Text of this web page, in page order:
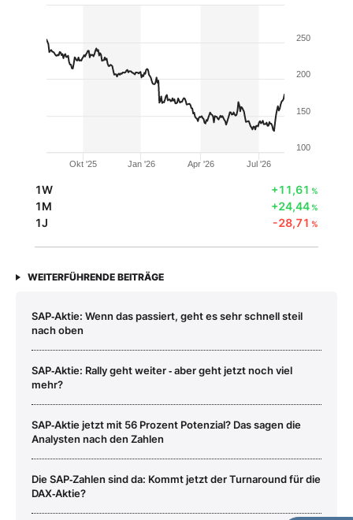
Okt '25 Jan '26 Apr '26 Jul '26
100
150
200
250
1W +11,61 %
1M +24,44%
1J -28,71 %
WEITERFÜHRENDE BEITRÄGE
SAP‑Aktie: Wenn das passiert, geht es sehr schnell steil
nach oben
SAP‑Aktie: Rally geht weiter ‑ aber geht jetzt noch viel
mehr?
SAP‑Aktie jetzt mit 56 Prozent Potenzial? Das sagen die
Analysten nach den Zahlen
Die SAP‑Zahlen sind da: Kommt jetzt der Turnaround für die
DAX‑Aktie?